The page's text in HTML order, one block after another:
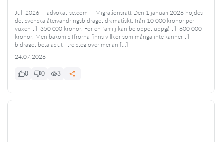
Juli 2026 · advokat-se.com · Migrationsrätt Den 1 januari 2026 höjdes
det svenska återvandringsbidraget dramatiskt: från 10 000 kronor per
vuxen till 350 000 kronor. För en familj kan beloppet uppgå till 600 000
kronor. Men bakom siffrorna finns villkor som många inte känner till –
bidraget betalas ut i tre steg över mer än […]
24.07.2026
0 0 3